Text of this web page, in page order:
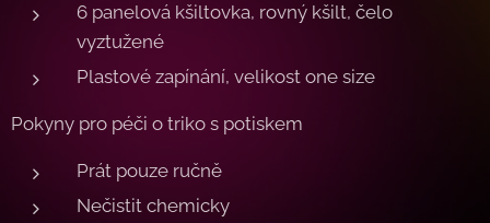
6 panelová kšiltovka, rovný kšilt, čelo
vyztužené
Plastové zapínání, velikost one size
Pokyny pro péči o triko s potiskem
Prát pouze ručně
Nečistit chemicky